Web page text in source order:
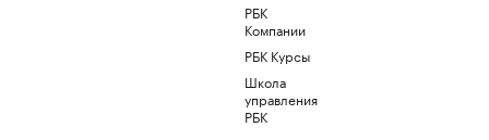
РБК
Компании
РБК Курсы
Школа
управления
РБК